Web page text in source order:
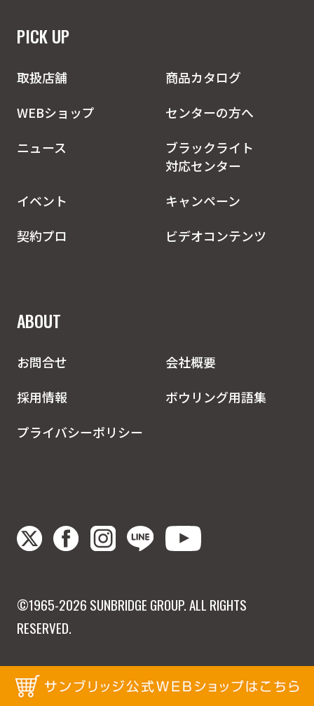
PICK UP
取扱店舗
商品カタログ
WEBショップ
センターの方へ
ニュース
ブラックライト
対応センター
イベント
キャンペーン
契約プロ
ビデオコンテンツ
ABOUT
お問合せ
会社概要
採用情報
ボウリング用語集
プライバシーポリシー
©1965-2026 SUNBRIDGE GROUP. ALL RIGHTS
RESERVED.